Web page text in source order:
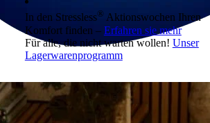
In den Stressless® Aktionswochen Ihren
Komfort finden – Erfahren sie mehr
Für alle, die nicht warten wollen! Unser
Lagerwarenprogramm